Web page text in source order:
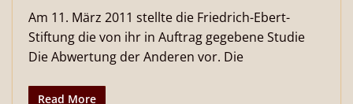
Am 11. März 2011 stellte die Friedrich-Ebert-
Stiftung die von ihr in Auftrag gegebene Studie
Die Abwertung der Anderen vor. Die
Read More